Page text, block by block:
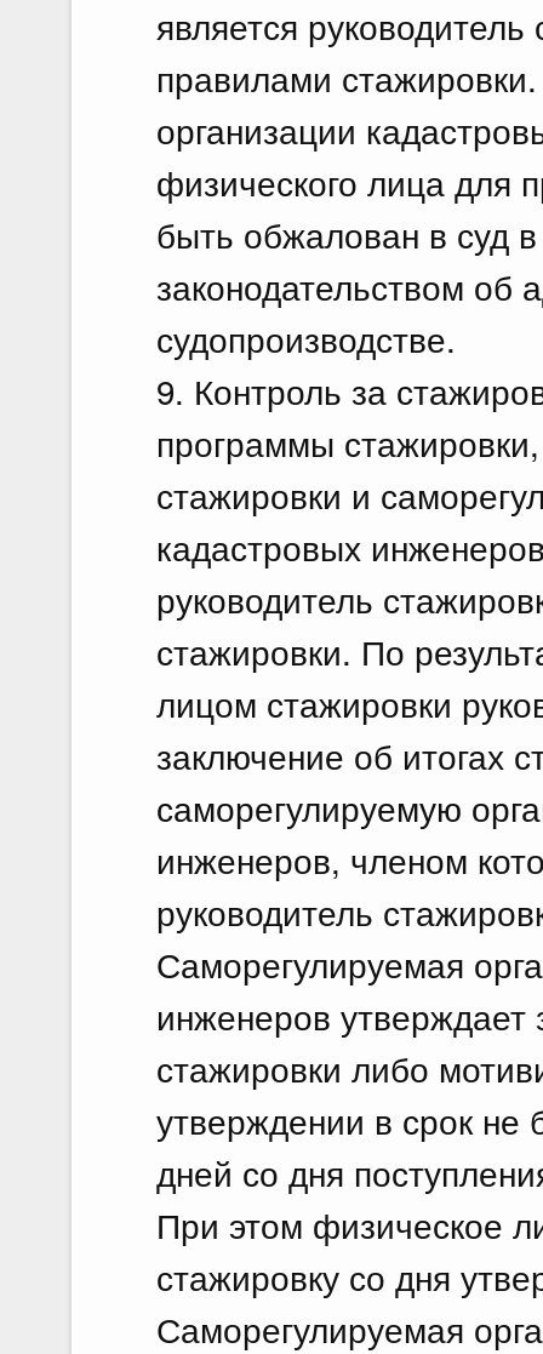
является
правилами
организации
физического лица для
быть обжалован в суд
законодательством об
судопроизводстве.
9. Контроль за
программы
стажировки и
кадастровых
руководитель
стажировки. По
лицом стажировки
заключение об итогах
саморегулируемую
инженеров, членом
руководитель
Саморегулируемая
инженеров утверждает
стажировки либо
утверждении в срок не
дней со дня
При этом физическое
стажировку со дня
Саморегулируемая